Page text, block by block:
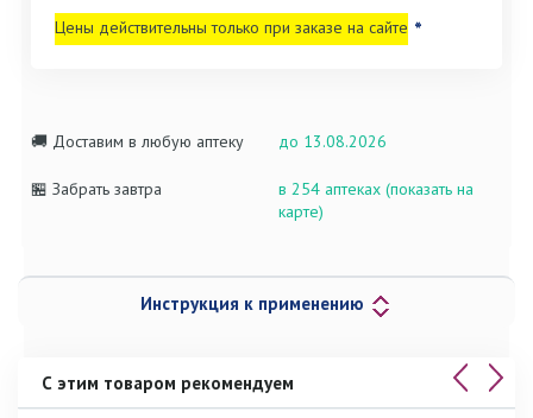
Цены действительны только при заказе на сайте *
🚚 Доставим в любую аптеку до 13.08.2026
🏪 Забрать завтра
в 254 аптеках (показать на
карте)
Инструкция к применению
С этим товаром рекомендуем